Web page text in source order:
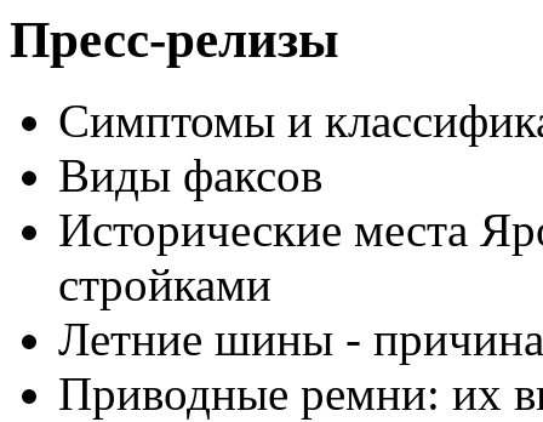
Пресс-релизы
Симптомы и
Виды факсов
Исторические места
стройками
Летние шины -
Приводные ремни: их